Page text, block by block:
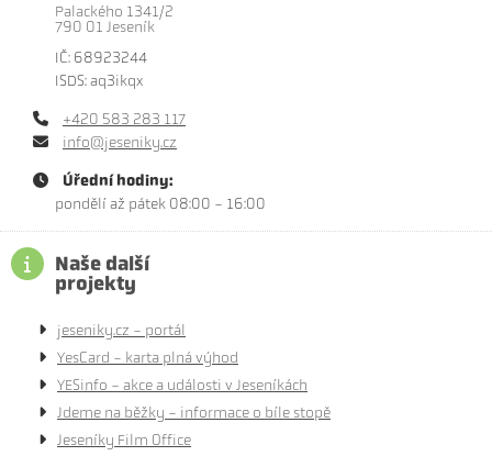
Palackého 1341/2
790 01 Jeseník
IČ: 68923244
ISDS: aq3ikqx
+420 583 283 117
info@jeseniky.cz
Úřední hodiny:
pondělí až pátek 08:00 - 16:00
Naše další
projekty
jeseniky.cz - portál
YesCard - karta plná výhod
YESinfo - akce a události v Jeseníkách
Jdeme na běžky - informace o bíle stopě
Jeseníky Film Office